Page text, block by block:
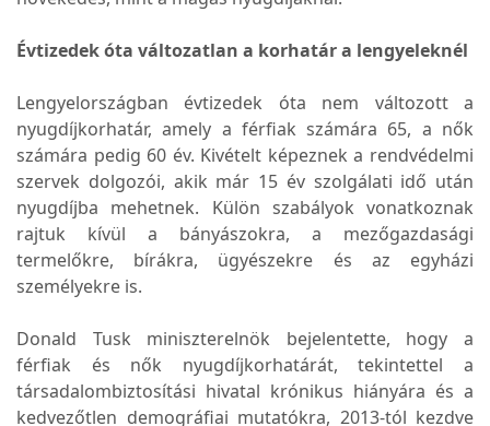
Évtizedek óta változatlan a korhatár a lengyeleknél
Lengyelországban évtizedek óta nem változott a
nyugdíjkorhatár, amely a férfiak számára 65, a nők
számára pedig 60 év. Kivételt képeznek a rendvédelmi
szervek dolgozói, akik már 15 év szolgálati idő után
nyugdíjba mehetnek. Külön szabályok vonatkoznak
rajtuk kívül a bányászokra, a mezőgazdasági
termelőkre, bírákra, ügyészekre és az egyházi
személyekre is.
Donald Tusk miniszterelnök bejelentette, hogy a
férfiak és nők nyugdíjkorhatárát, tekintettel a
társadalombiztosítási hivatal krónikus hiányára és a
kedvezőtlen demográfiai mutatókra, 2013-tól kezdve